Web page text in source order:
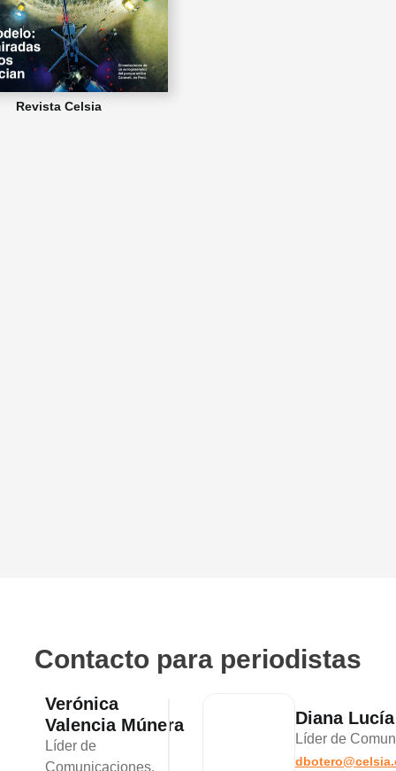
Revista Celsia
Contacto para periodistas
Verónica
Valencia Múnera
Líder de
Comunicaciones,
Diana
Líder de